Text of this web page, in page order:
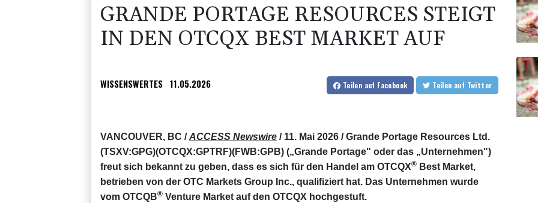
GRANDE PORTAGE RESOURCES STEIGT
IN DEN OTCQX BEST MARKET AUF
WISSENSWERTES 11.05.2026 Teilen auf Facebook Teilen auf Twitter
VANCOUVER, BC /ACCESS Newswire / 11. Mai 2026 /Grande Portage Resources Ltd.
(TSXV:GPG)(OTCQX:GPTRF)(FWB:GPB) („Grande Portage" oder das „Unternehmen")
freut sich bekannt zu geben, dass es sich für den Handel am OTCQX® Best Market,
betrieben von der OTC Markets Group Inc., qualifiziert hat. Das Unternehmen wurde
vom OTCQB® Venture Market auf den OTCQX hochgestuft.